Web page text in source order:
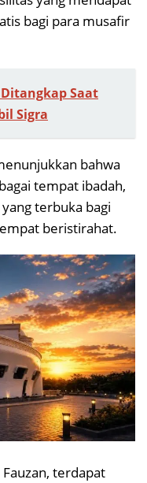
bagi para musafir
Saat
Sigra
bahwa
tempat ibadah,
terbuka bagi
beristirahat.
terdapat